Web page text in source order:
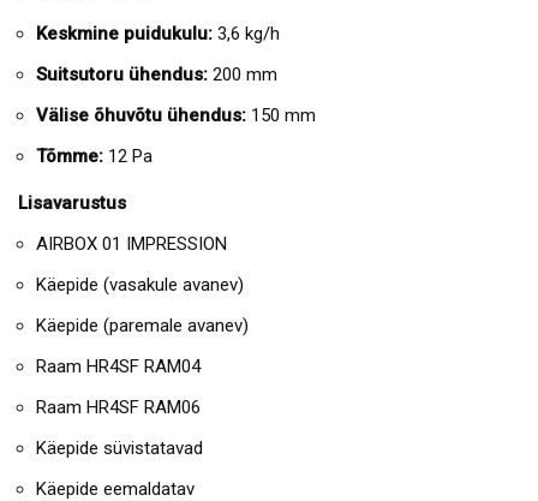
Keskmine puidukulu: 3,6 kg/h
Suitsutoru ühendus: 200 mm
Välise õhuvõtu ühendus: 150 mm
Tõmme: 12 Pa
Lisavarustus
AIRBOX 01 IMPRESSION
Käepide (vasakule avanev)
Käepide (paremale avanev)
Raam HR4SF RAM04
Raam HR4SF RAM06
Käepide süvistatavad
Käepide eemaldatav